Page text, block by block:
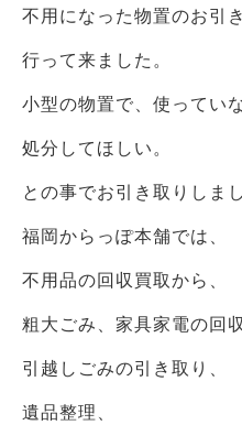
不用になった物置のお引
行って来ました。
小型の物置で、使ってい
処分してほしい。
との事でお引き取りしま
福岡からっぽ本舗では、
不用品の回収買取から、
粗大ごみ、家具家電の回収
引越しごみの引き取り、
遺品整理、